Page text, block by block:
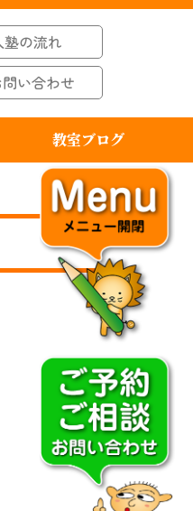
塾の流れ
問い合わせ
教室ブログ